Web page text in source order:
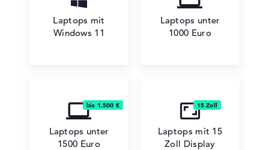
Lenovo LOQ
Laptops mit
Windows 11
Laptops unter
1000 Euro
Laptops unter
1500 Euro
Laptops mit 15
Zoll Display